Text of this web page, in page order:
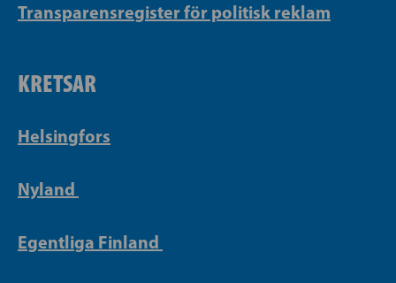
Transparensregister för politisk reklam
KRETSAR
Helsingfors
Nyland
Egentliga Finland